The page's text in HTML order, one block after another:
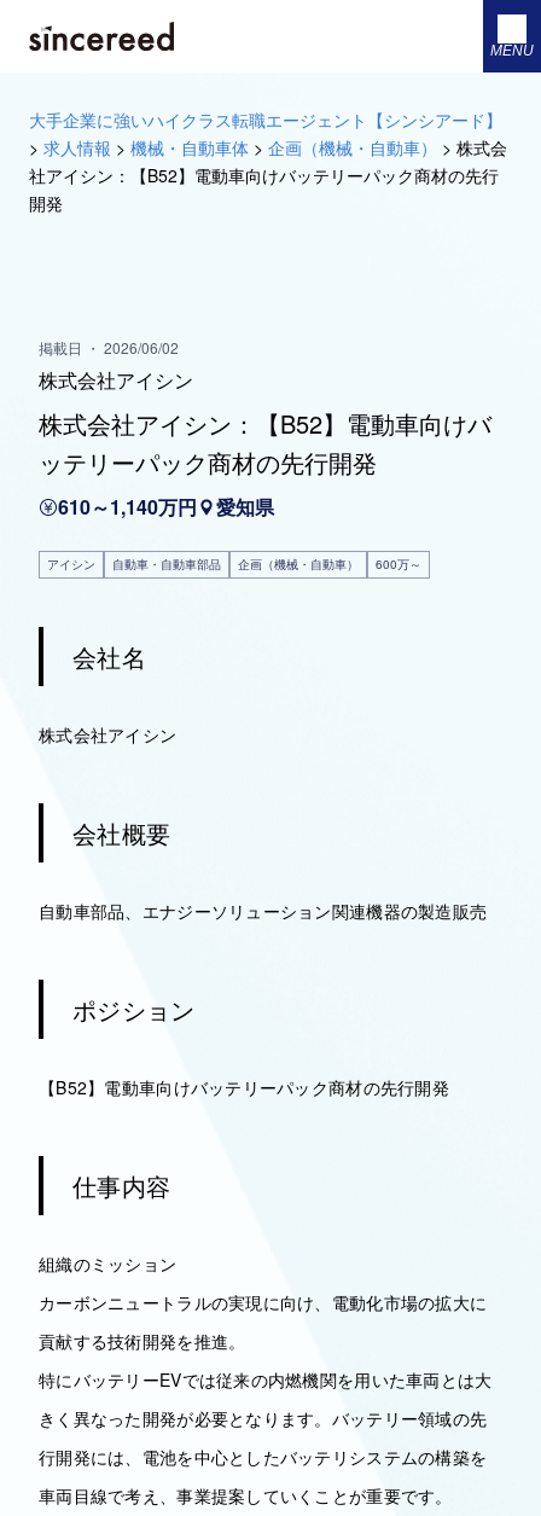
MENU
大手企業に強いハイクラス転職エージェント【シンシアード】
> 求人情報 > 機械・自動車体 > 企画（機械・自動車） > 株式会
社アイシン：【B52】電動車向けバッテリーパック商材の先行
開発
掲載日 ・ 2026/06/02
株式会社アイシン
株式会社アイシン：【B52】電動車向けバ
ッテリーパック商材の先行開発
610～1,140万円 愛知県
アイシン 自動車・自動車部品 企画（機械・自動車） 600万～
会社名
株式会社アイシン
会社概要
自動車部品、エナジーソリューション関連機器の製造販売
ポジション
【B52】電動車向けバッテリーパック商材の先行開発
仕事内容
組織のミッション
カーボンニュートラルの実現に向け、電動化市場の拡大に
貢献する技術開発を推進。
特にバッテリーEVでは従来の内燃機関を用いた車両とは大
きく異なった開発が必要となります。バッテリー領域の先
行開発には、電池を中心としたバッテリシステムの構築を
車両目線で考え、事業提案していくことが重要です。